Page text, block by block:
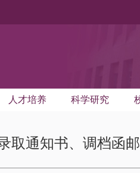
人才培养 科学研究
取通知书、调档函